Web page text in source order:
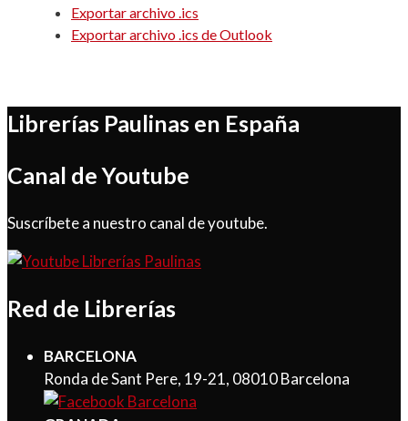
Exportar archivo .ics
Exportar archivo .ics de Outlook
Librerías Paulinas en España
Canal de Youtube
Suscríbete a nuestro canal de youtube.
Red de Librerías
BARCELONA
Ronda de Sant Pere, 19-21, 08010 Barcelona